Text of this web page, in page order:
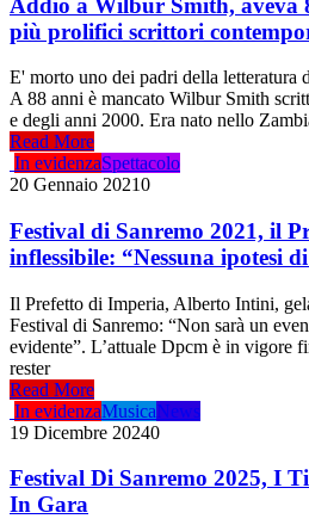
più prolifici scrittori
E' morto uno dei padri della letteratura
A 88 anni è mancato Wilbur Smith
e degli anni 2000. Era nato nello
Read More
In evidenzaSpettacolo
20 Gennaio 20210
Festival di Sanremo 2021, il
inflessibile: “Nessuna ipotesi
Il Prefetto di Imperia, Alberto Intini,
Festival di Sanremo: “Non sarà un
evidente”. L’attuale Dpcm è in vigore
rester
Read More
In evidenzaMusicaNews
19 Dicembre 20240
Festival Di Sanremo 2025, I
In Gara